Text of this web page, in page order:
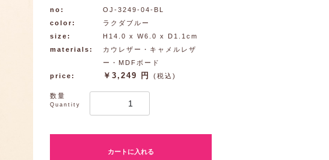
no:
OJ-3249-04-BL
color:
ラクダブルー
size:
H14.0 x W6.0 x D1.1cm
materials:
カウレザー・キャメルレザ
ー・MDFボード
price:
￥3,249 円 (税込)
数量
Quantity
カートに入れる